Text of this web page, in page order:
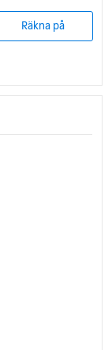
Räkna på